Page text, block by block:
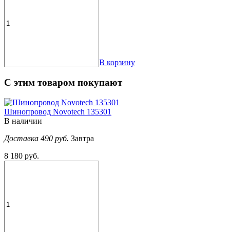
В корзину
С этим товаром покупают
Шинопровод Novotech 135301
В наличии
Доставка 490 руб. Завтра
8 180 руб.